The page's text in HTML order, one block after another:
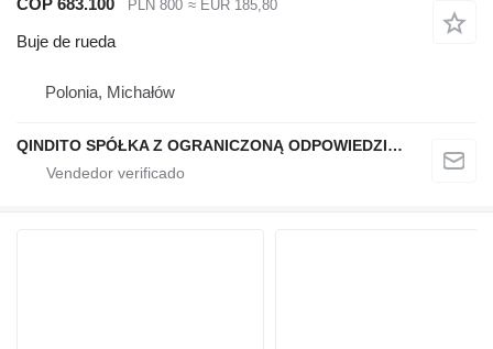
PLN 800 ≈ EUR 185,80
Buje de rueda
Polonia, Michałów
QINDITO SPÓŁKA Z OGRANICZONĄ ODPOWIEDZIALNOŚCIĄ